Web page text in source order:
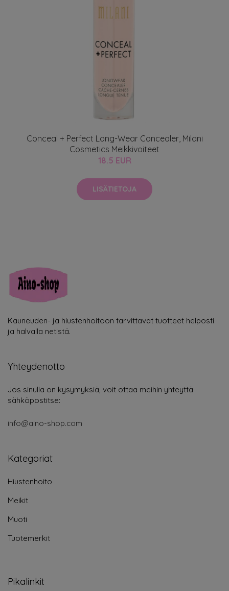
Conceal + Perfect Long-Wear Concealer, Milani
Cosmetics Meikkivoiteet
18.5 EUR
LISÄTIETOJA
Kauneuden- ja hiustenhoitoon tarvittavat tuotteet helposti
ja halvalla netistä.
Yhteydenotto
Jos sinulla on kysymyksiä, voit ottaa meihin yhteyttä
sähköpostitse:
info@aino-shop.com
Kategoriat
Hiustenhoito
Meikit
Muoti
Tuotemerkit
Pikalinkit